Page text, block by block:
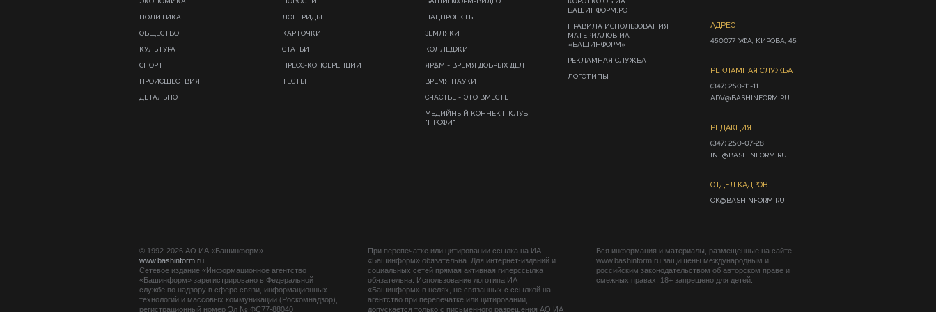
ПОЛИТИКА
ОБЩЕСТВО
КУЛЬТУРА
СПОРТ
ПРОИСШЕСТВИЯ
ДЕТАЛЬНО
ЛОНГРИДЫ
КАРТОЧКИ
СТАТЬИ
ПРЕСС-КОНФЕРЕНЦИИ
ТЕСТЫ
НАЦПРОЕКТЫ
ЗЕМЛЯКИ
КОЛЛЕДЖИ
ЯРҘАМ - ВРЕМЯ ДОБРЫХ ДЕЛ
ВРЕМЯ НАУКИ
СЧАСТЬЕ - ЭТО ВМЕСТЕ
МЕДИЙНЫЙ КОННЕКТ-КЛУБ
"ПРОФИ"
БАШИНФОРМ.РФ
ПРАВИЛА ИСПОЛЬЗОВАНИЯ
МАТЕРИАЛОВ ИА
«БАШИНФОРМ»
РЕКЛАМНАЯ СЛУЖБА
ЛОГОТИПЫ
АДРЕС
450077, УФА, КИРОВА, 45
РЕКЛАМНАЯ СЛУЖБА
(347) 250-11-11
ADV@BASHINFORM.RU
РЕДАКЦИЯ
(347) 250-07-28
INF@BASHINFORM.RU
ОТДЕЛ КАДРОВ
OK@BASHINFORM.RU
© 1992-2026 АО ИА «Башинформ».
www.bashinform.ru
Сетевое издание «Информационное агентство
«Башинформ» зарегистрировано в Федеральной
службе по надзору в сфере связи, информационных
технологий и массовых коммуникаций (Роскомнадзор),
регистрационный номер Эл № ФС77-88040
При перепечатке или цитировании ссылка на ИА
«Башинформ» обязательна. Для интернет-изданий и
социальных сетей прямая активная гиперссылка
обязательна. Использование логотипа ИА
«Башинформ» в целях, не связанных с ссылкой на
агентство при перепечатке или цитировании,
допускается только с письменного разрешения АО ИА
Вся информация и материалы, размещенные на сайте
www.bashinform.ru защищены международным и
российским законодательством об авторском праве и
смежных правах. 18+ запрещено для детей.